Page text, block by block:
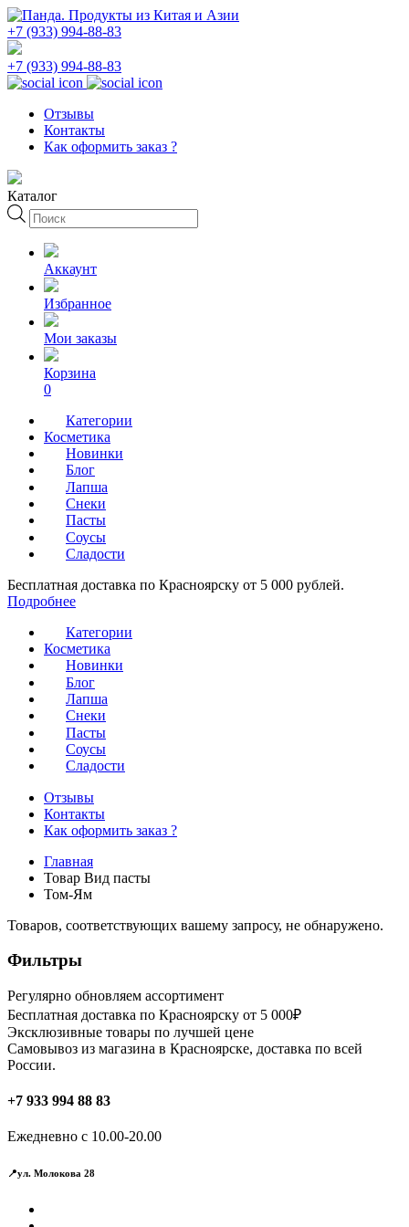
+7 (933) 994-88-83
+7 (933) 994-88-83
Отзывы
Контакты
Как оформить заказ ?
Каталог
Поиск
товаров
Аккаунт
Избранное
Мои заказы
Корзина
0
Категории
Косметика
Новинки
Блог
Лапша
Снеки
Пасты
Соусы
Сладости
Бесплатная доставка по Красноярску от 5 000 рублей.
Подробнее
Категории
Косметика
Новинки
Блог
Лапша
Снеки
Пасты
Соусы
Сладости
Отзывы
Контакты
Как оформить заказ ?
Главная
Товар Вид пасты
Том-Ям
Товаров, соответствующих вашему запросу, не обнаружено.
Фильтры
Регулярно обновляем ассортимент
Бесплатная доставка по Красноярску от 5 000₽
Эксклюзивные товары по лучшей цене
Самовывоз из магазина в Красноярске, доставка по всей
России.
+7 933 994 88 83
Ежедневно с 10.00-20.00
📍ул. Молокова 28